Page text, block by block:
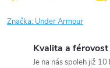
Značka: Under Armour
Kvalita a férovost
Je na nás spoleh již